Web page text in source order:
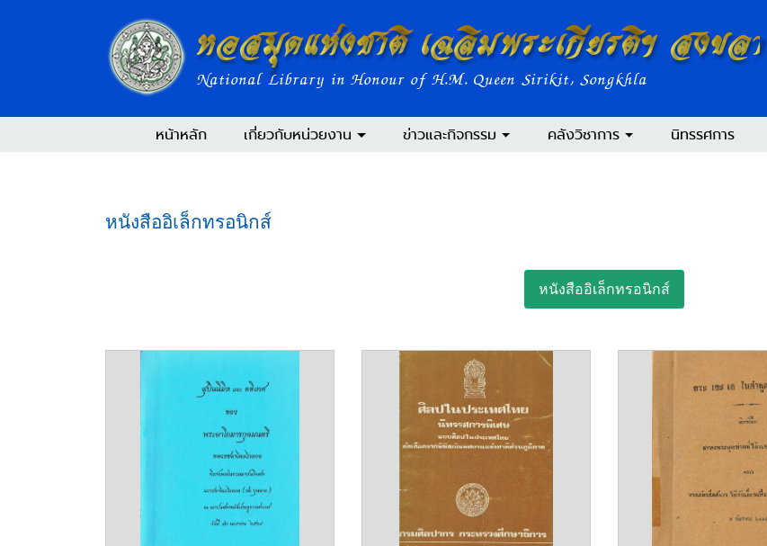
หอสมุดแห่งชาติ เฉลิมพระเกียรติฯ สงขลา
National Library in Honour of H.M. Queen Sirikit, Songkhla
หน้าหลัก เกี่ยวกับหน่วยงาน ข่าวและกิจกรรม คลังวิชาการ นิทรรศการ
หนังสืออิเล็กทรอนิกส์
หนังสืออิเล็กทรอนิกส์